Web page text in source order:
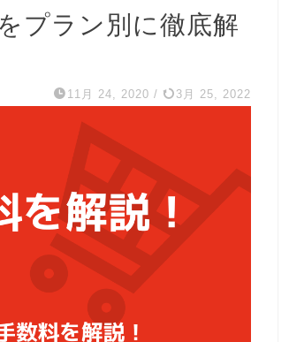
プラン別に徹底解
11月 24, 2020 / 3月 25, 2022